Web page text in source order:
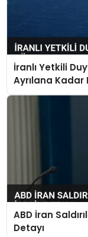
İranlı Yetkili
Ayrılana Kadar
ABD İran
Detayı